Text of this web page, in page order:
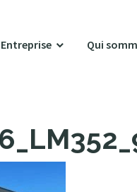
Entreprise Qui